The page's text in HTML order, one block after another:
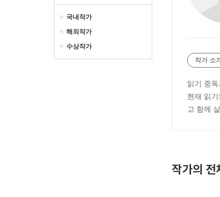
국내작가
해외작가
수상작가
작가 소
읽기 중
현재 읽
고 함께
작가의 전